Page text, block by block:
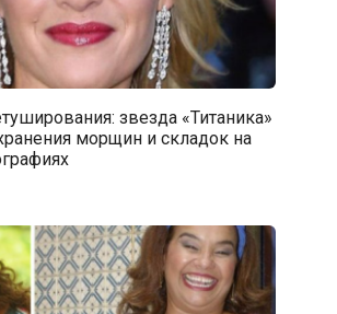
звезда «Титаника»
морщин и складок на